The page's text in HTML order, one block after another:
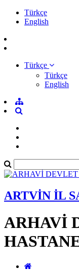
Türkçe
English
Türkçe
Türkçe
English
ARTVİN İL
ARHAVİ